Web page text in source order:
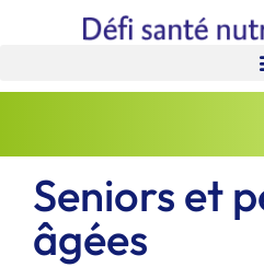
Seniors et
âgées